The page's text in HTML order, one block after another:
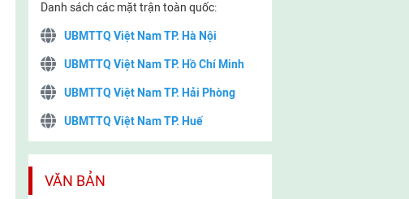
Danh sách các mặt trận toàn quốc:
UBMTTQ Việt Nam TP. Hà Nội
UBMTTQ Việt Nam TP. Hồ Chí Minh
UBMTTQ Việt Nam TP. Hải Phòng
UBMTTQ Việt Nam TP. Huế
UBMTTQ Việt Nam TP. Cần Thơ
VĂN BẢN